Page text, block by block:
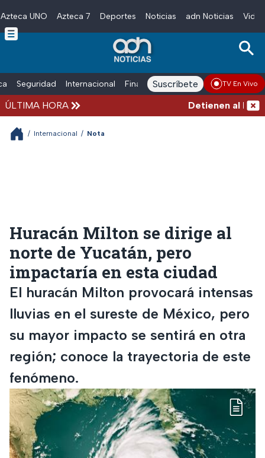
Skip to main content
Azteca UNO Azteca 7 Deportes Noticias adn Noticias
Seguridad Internacional Finanzas adn Noticias Radio
Suscríbete TV En Vivo
ÚLTIMA HORA Detienen al
/ Internacional / Nota
Huracán Milton se dirige al
norte de Yucatán, pero
impactaría en esta ciudad
El huracán Milton provocará intensas
lluvias en el sureste de México, pero
su mayor impacto se sentirá en otra
región; conoce la trayectoria de este
fenómeno.